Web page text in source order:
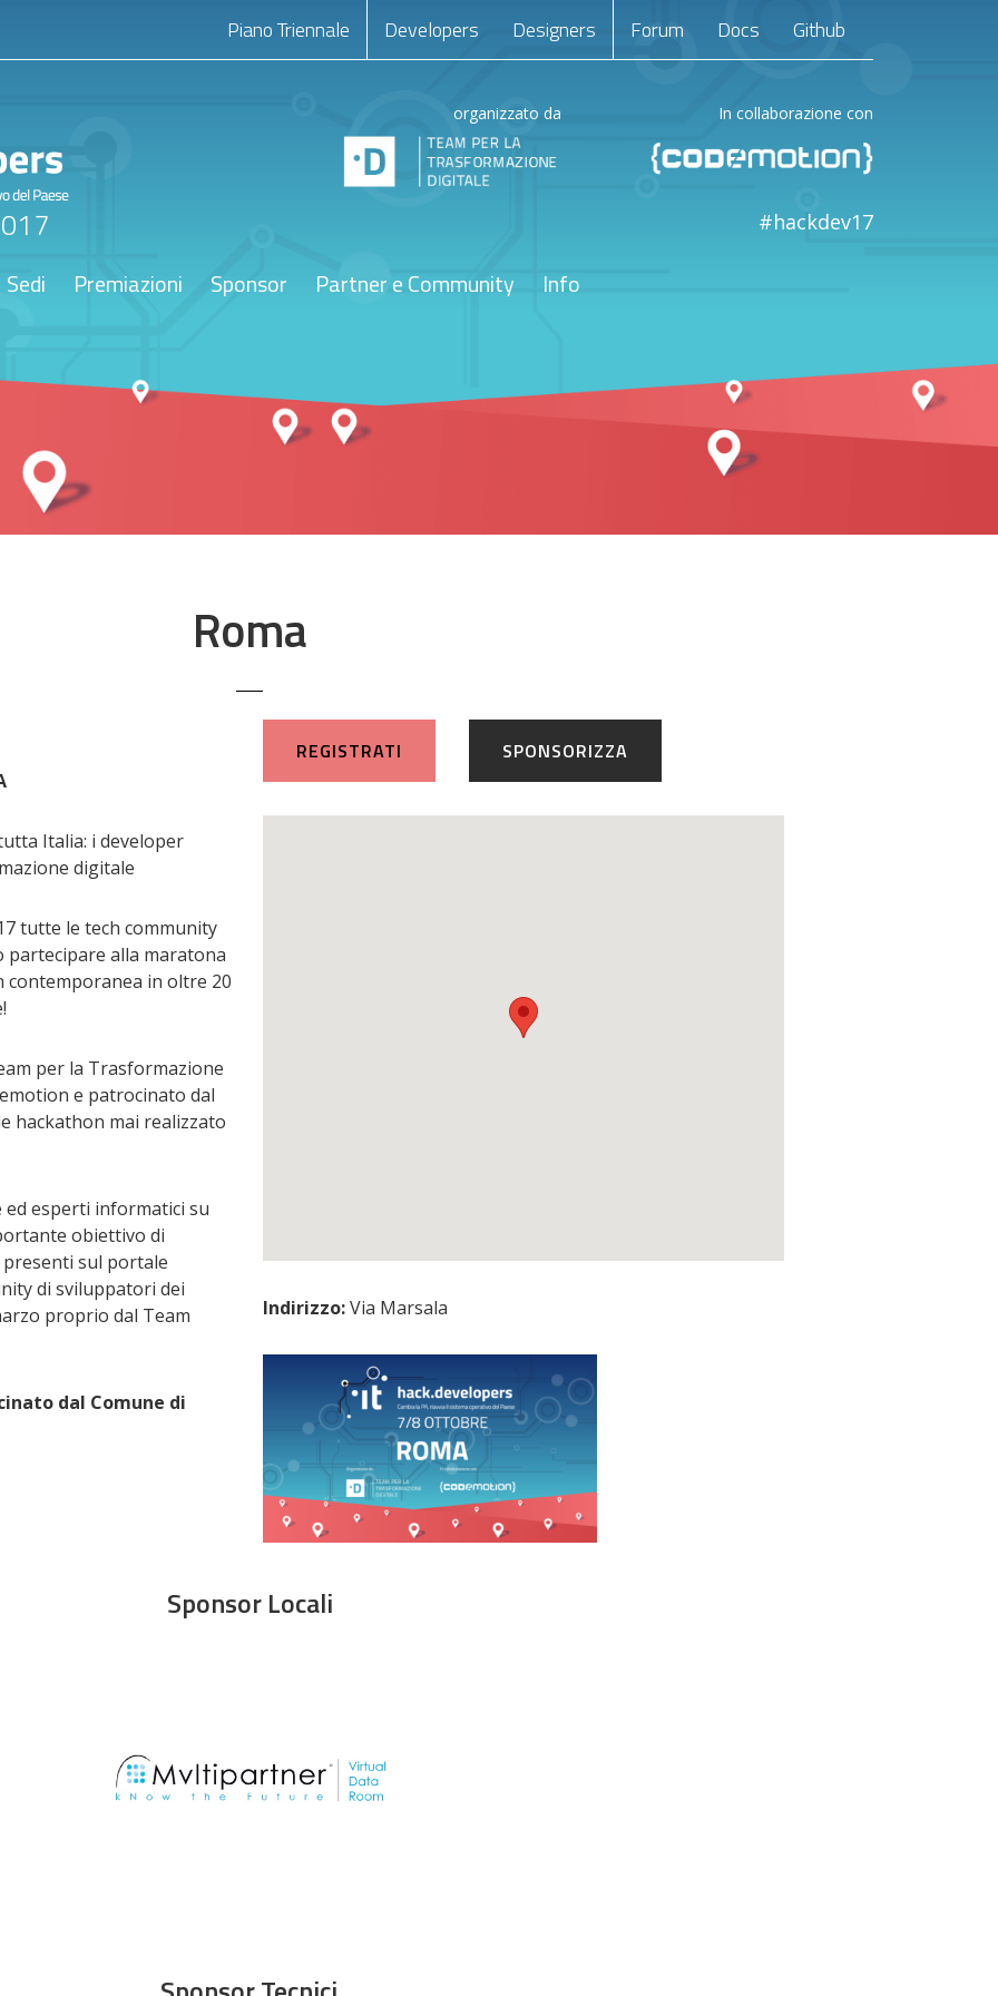
Piano Triennale Developers Designers Forum Docs Github
organizzato da In collaborazione con
#hackdev17
Sedi Premiazioni Sponsor Partner e Community Info
Roma
Italia: i developer
digitale
tutte le tech community
alla maratona
in oltre 20
per la Trasformazione
e patrocinato dal
hackathon mai realizzato
esperti informatici su
obiettivo di
sul portale
di sviluppatori dei
proprio dal Team
dal Comune di
REGISTRATI SPONSORIZZA
Indirizzo:Via Marsala
Sponsor Locali